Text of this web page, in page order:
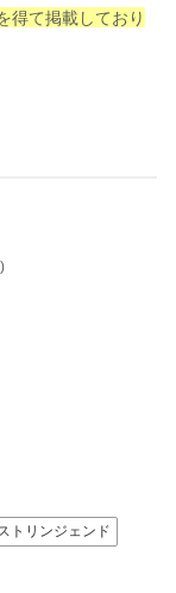
得て掲載しており
トリンジェンド